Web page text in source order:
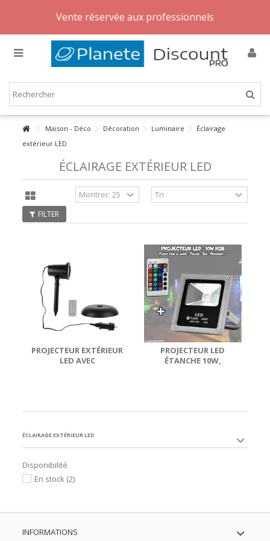
Vente réservée aux professionnels
Maison - Déco Décoration Luminaire
Éclairage
extérieur LED
ÉCLAIRAGE EXTÉRIEUR LED
FILTER
PROJECTEUR EXTÉRIEUR
LED AVEC
PROJECTEUR LED
ÉTANCHE 10W,
ÉCLAIRAGE EXTÉRIEUR LED
Disponibilité
En stock (2)
INFORMATIONS